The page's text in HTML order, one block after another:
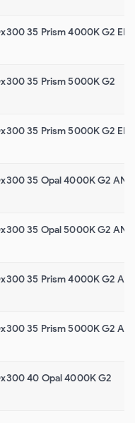
35 Prism 4000K G2 EM
35 Prism 5000K G2
35 Prism 5000K G2 EM
35 Opal 4000K G2 AN
35 Opal 5000K G2 AN
35 Prism 4000K G2 AN
35 Prism 5000K G2 AN
40 Opal 4000K G2